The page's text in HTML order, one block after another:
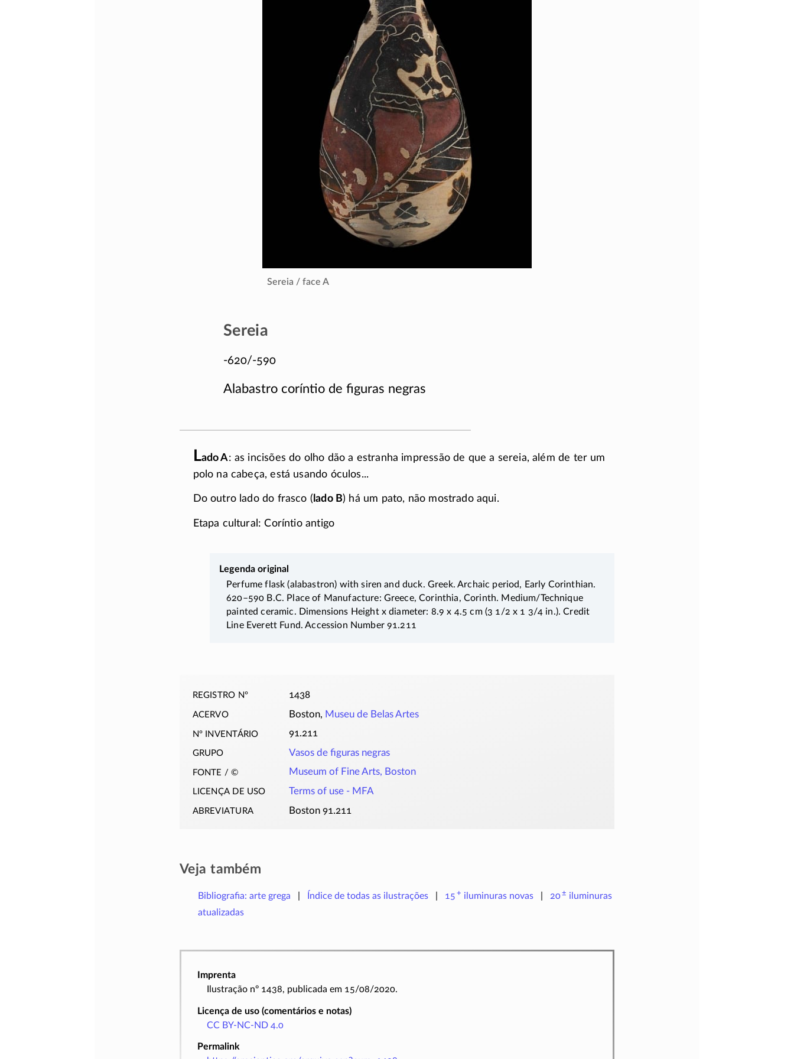
Sereia / face A
Sereia
-620/-590
Alabastro coríntio de figuras negras
Lado A: as incisões do olho dão a estranha impressão de que a sereia, além de ter um
polo na cabeça, está usando óculos...
Do outro lado do frasco ( lado B) há um pato, não mostrado aqui.
Etapa cultural: Coríntio antigo
Legenda original
Perfume flask (alabastron) with siren and duck. Greek. Archaic period, Early Corinthian.
620–590 B.C. Place of Manufacture: Greece, Corinthia, Corinth. Medium/Technique
painted ceramic. Dimensions Height x diameter: 8.9 x 4.5 cm (3 1/2 x 1 3/4 in.). Credit
Line Everett Fund. Accession Number 91.211
registro nº 1438
acervo Boston, Museu de Belas Artes
nº inventário 91.211
grupo Vasos de figuras negras
fonte / © Museum of Fine Arts, Boston
licença de uso Terms of use - MFA
abreviatura Boston 91.211
Veja também
Bibliografia: arte grega Índice de todas as ilustrações 15 + iluminurasnovas 20± iluminuras
atualizadas
Imprenta
Ilustração nº 1438, publicada em 15/08/2020.
Licença de uso (comentários e notas)
CC BY-NC-ND 4.0
Permalink